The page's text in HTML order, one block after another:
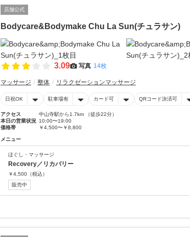
店舗公式
Bodycare&Bodymake Chu La Sun(チュラサン)
3.09 写真 14枚
マッサージ 整体 リラクゼーションマッサージ
日祝OK 駐車場有 カード可 QRコード決済可
アクセス
中山寺駅から1.7km （徒歩22分）
本日の営業状況 10:00〜19:00
価格帯
￥4,500〜￥8,800
メニュー
ほぐし・マッサージ
Recovery／リカバリー
￥4,500 （税込）
販売中